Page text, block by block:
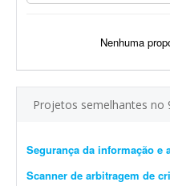
Nenhuma
Projetos semelhantes no
Scanner de arbitragem de